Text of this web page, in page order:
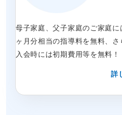
母子家庭、父子家庭のご家庭に
ヶ月分相当の指導料を無料、
入会時には初期費用等を無料！
詳